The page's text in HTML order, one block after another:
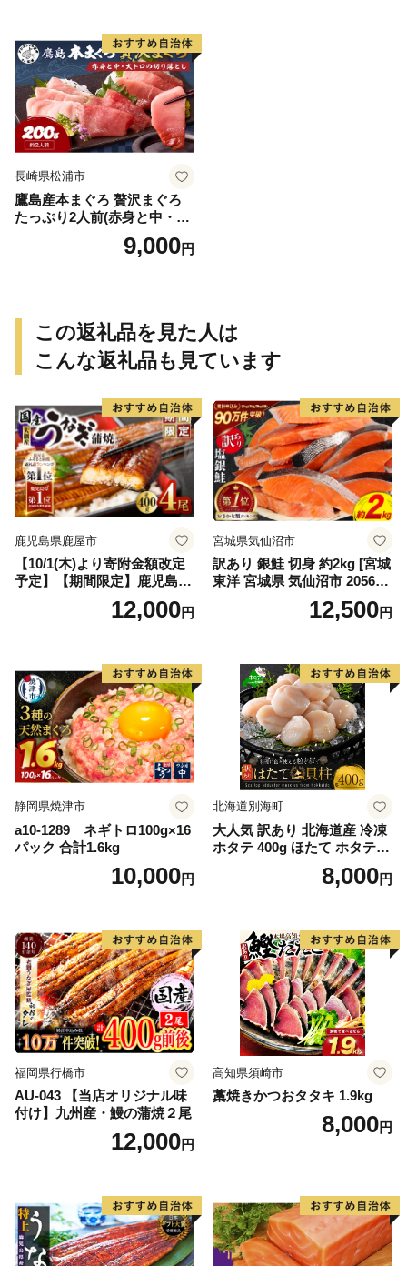
長崎県松浦市
鷹島産本まぐろ 贅沢まぐろ
たっぷり2人前(赤身と中・大
トロの切り落とし200g)×1パ
ック( まぐろ マグロ 鮪 大ト
9,000円
この返礼品を見た人は
こんな返礼品も見ています
鹿児島県鹿屋市
【10/1(木)より寄附金額改定
予定】【期間限定】鹿児島県
大隅産うなぎ蒲焼4尾（400
g） KN007-02312,000円
宮城県気仙沼市
訳あり 銀鮭 切身 約2kg [宮城
東洋 宮城県 気仙沼市 205649
91] 鮭 魚介類 海鮮 訳アリ 規
格外 不揃い さけ サケ 鮭切身
切り身 魚 わけあり
12,500円
静岡県焼津市
a10-1289 ネギトロ100g×16
パック 合計1.6kg
10,000円
北海道別海町
大人気 訳あり 北海道産 冷凍
ホタテ 400g ほたて ホタテ
8,000円
福岡県行橋市
AU-043 【当店オリジナル味
付け】九州産・鰻の蒲焼２尾
12,000円
高知県須崎市
藁焼きかつおタタキ 1.9kg
8,000円